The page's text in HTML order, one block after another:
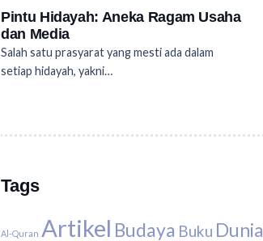
Pintu Hidayah: Aneka Ragam Usaha
dan Media
Salah satu prasyarat yang mesti ada dalam
setiap hidayah, yakni…
Tags
Al-Quran Artikel Budaya Buku Dunia